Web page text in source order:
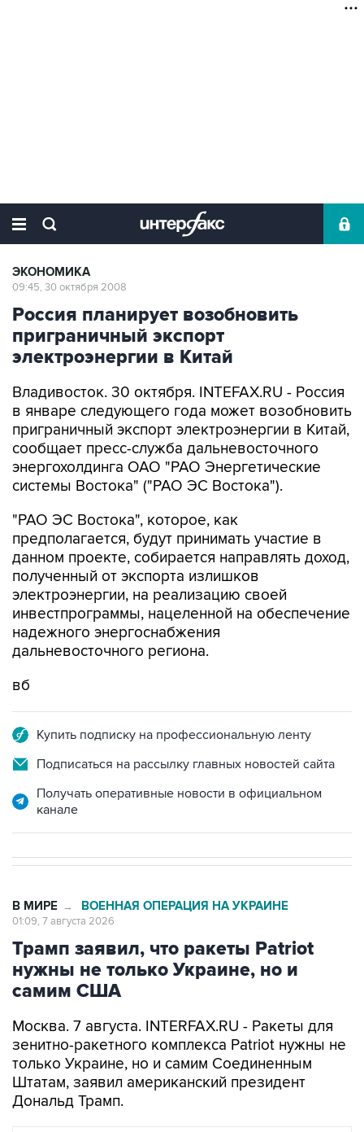
ЭКОНОМИКА
09:45, 30 октября 2008
Россия планирует возобновить
приграничный экспорт
электроэнергии в Китай
Владивосток. 30 октября. INTEFAX.RU - Россия
в январе следующего года может возобновить
приграничный экспорт электроэнергии в Китай,
сообщает пресс-служба дальневосточного
энергохолдинга ОАО "РАО Энергетические
системы Востока" ("РАО ЭС Востока").
"РАО ЭС Востока", которое, как
предполагается, будут принимать участие в
данном проекте, собирается направлять доход,
полученный от экспорта излишков
электроэнергии, на реализацию своей
инвестпрограммы, нацеленной на обеспечение
надежного энергоснабжения
дальневосточного региона.
вб
Купить подписку на профессиональную ленту
Подписаться на рассылку главных новостей сайта
Получать оперативные новости в официальном
канале
В МИРЕ → ВОЕННАЯ ОПЕРАЦИЯ НА УКРАИНЕ
01:09, 7 августа 2026
Трамп заявил, что ракеты Patriot
нужны не только Украине, но и
самим США
Москва. 7 августа. INTERFAX.RU - Ракеты для
зенитно-ракетного комплекса Patriot нужны не
только Украине, но и самим Соединенным
Штатам, заявил американский президент
Дональд Трамп.